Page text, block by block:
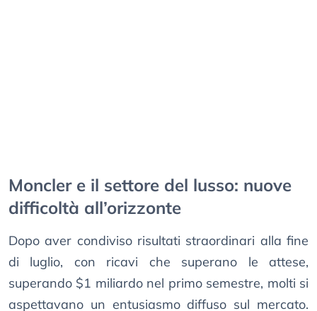
Moncler e il settore del lusso: nuove
difficoltà all’orizzonte
Dopo aver condiviso risultati straordinari alla fine
di luglio, con ricavi che superano le attese,
superando $1 miliardo nel primo semestre, molti si
aspettavano un entusiasmo diffuso sul mercato.